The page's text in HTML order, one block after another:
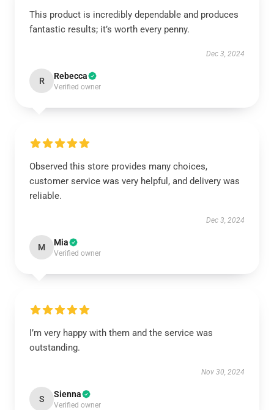
This product is incredibly dependable and produces
fantastic results; it’s worth every penny.
Dec 3, 2024
R Rebecca
Verified owner
Observed this store provides many choices,
customer service was very helpful, and delivery was
reliable.
Dec 3, 2024
M Mia
Verified owner
I’m very happy with them and the service was
outstanding.
Nov 30, 2024
S Sienna
Verified owner